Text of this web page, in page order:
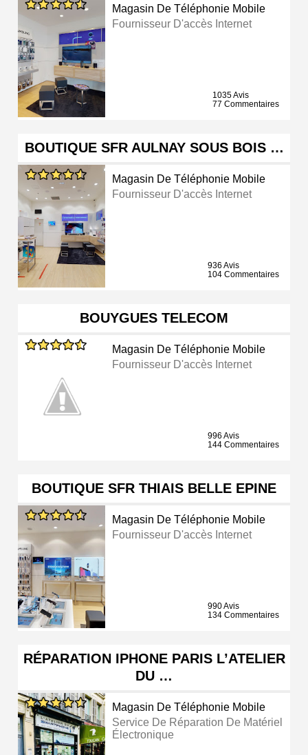
Magasin De Téléphonie Mobile
Fournisseur D'accès Internet
1035 Avis
77 Commentaires
BOUTIQUE SFR AULNAY SOUS BOIS …
Magasin De Téléphonie Mobile
Fournisseur D'accès Internet
936 Avis
104 Commentaires
BOUYGUES TELECOM
Magasin De Téléphonie Mobile
Fournisseur D'accès Internet
996 Avis
144 Commentaires
BOUTIQUE SFR THIAIS BELLE EPINE
Magasin De Téléphonie Mobile
Fournisseur D'accès Internet
990 Avis
134 Commentaires
RÉPARATION IPHONE PARIS L’ATELIER
DU …
Magasin De Téléphonie Mobile
Service De Réparation De Matériel
Électronique